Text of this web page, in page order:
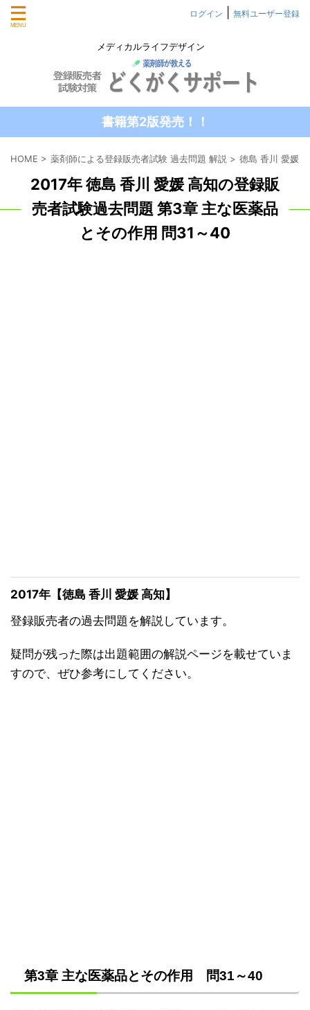
メディカルライフデザイン
ログイン 無料ユーザー登録
書籍第2版発売！！
HOME > 薬剤師による登録販売者試験 過去問題 解説 > 徳島 香川 愛媛
2017年 徳島 香川 愛媛 高知の登録販
売者試験過去問題 第3章 主な医薬品
とその作用 問31～40
2017年【徳島 香川 愛媛 高知】
登録販売者の過去問題を解説しています。
疑問が残った際は出題範囲の解説ページを載せていま
すので、ぜひ参考にしてください。
第3章 主な医薬品とその作用 問31～40